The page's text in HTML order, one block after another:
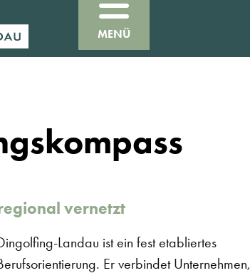
MENÜ
vernetzt
Landau ist ein fest etabliertes
Er verbindet Unternehmen,